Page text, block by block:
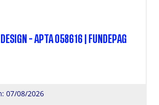
DESIGN - APTA 058616 | FUNDEPAG
07/08/2026